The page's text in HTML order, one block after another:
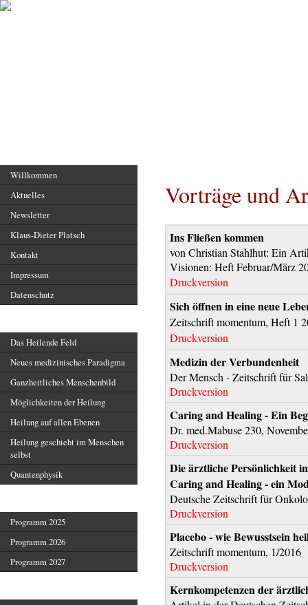
Vorträge und
Ins Fließen kommen
von Christian Stahlhut: Ein
Visionen: Heft Februar/März
Druckversion
Sich öffnen in eine neue
Zeitschrift momentum, Heft 1
Druckversion
Medizin der Verbundenheit
Der Mensch - Zeitschrift für
Druckversion
Caring and Healing - Ein
Dr. med.Mabuse 230,
Druckversion
Die ärztliche Persönlichkeit
Caring and Healing - ein
Deutsche Zeitschrift für
Druckversion
Placebo - wie Bewusstsein
Zeitschrift momentum, 1/2016
Druckversion
Kernkompetenzen der
Willkommen
Aktuelles
Newsletter
Klaus-Dieter Platsch
Kontakt
Impressum
Datenschutz
Das Heilende Feld
Neues medizinisches Paradigma
Ganzheitliches Menschenbild
Möglichkeiten der Heilung
Heilung auf allen Ebenen
Heilung geschieht im Menschen
selbst
Quantenphysik
Programm 2025
Programm 2026
Programm 2027